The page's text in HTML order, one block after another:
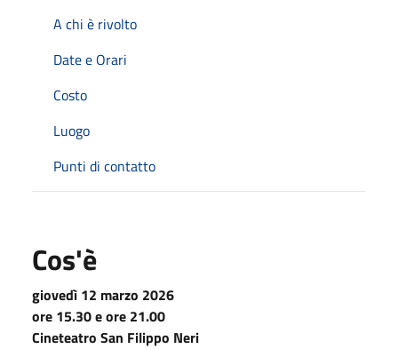
A chi è rivolto
Date e Orari
Costo
Luogo
Punti di contatto
Cos'è
giovedì 12 marzo 2026
ore 15.30 e ore 21.00
Cineteatro San Filippo Neri